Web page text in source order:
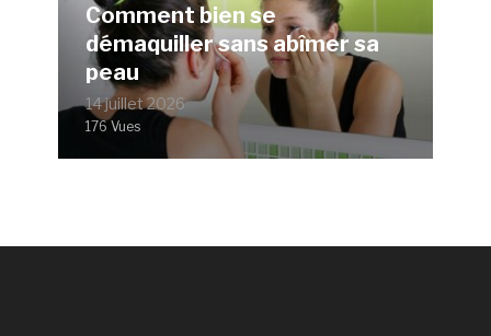
Comment bien se
démaquiller sans abîmer sa
peau
14 juillet 2026
176 Vues